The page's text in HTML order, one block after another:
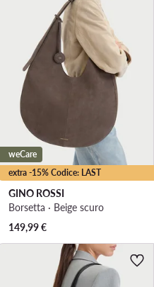
extra -15% Codice: LAST
weCare
GINO ROSSI
Borsetta · Beige scuro
149,99€